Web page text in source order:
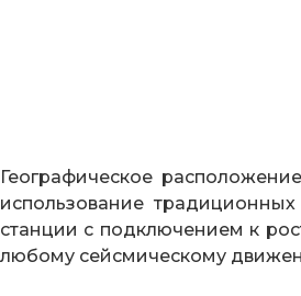
Географическое
использование
станции с подключением к
любому сейсмическому